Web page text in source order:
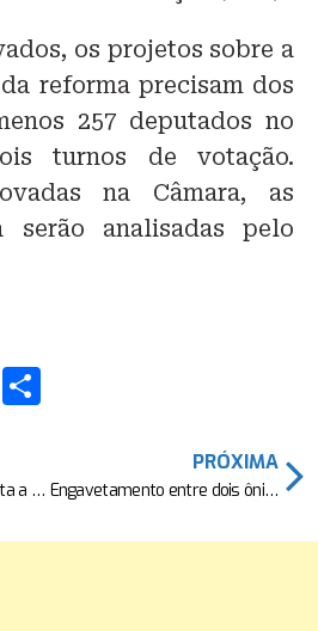
os projetos sobre a
reforma precisam dos
257 deputados no
turnos de votação.
na Câmara, as
serão analisadas pelo
W
e
Palmeiras formaliza oferta a Gabigol, do Flamengo; saiba detalhes do negócio
PRÓXIMA
Engavetamento entre dois ônibus e caminhão deixa 16 pessoas feridas em rodovia na Bahia